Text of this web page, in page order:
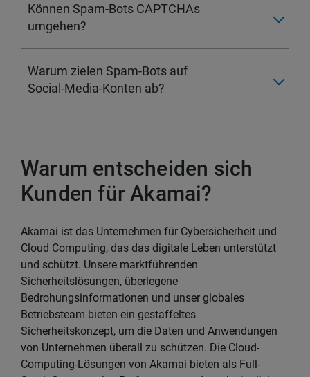
Können Spam-Bots CAPTCHAs
umgehen?
Warum zielen Spam-Bots auf
Social-Media-Konten ab?
Warum entscheiden sich
Kunden für Akamai?
Akamai ist das Unternehmen für Cybersicherheit und
Cloud Computing, das das digitale Leben unterstützt
und schützt. Unsere marktführenden
Sicherheitslösungen, überlegene
Bedrohungsinformationen und unser globales
Betriebsteam bieten ein gestaffeltes
Sicherheitskonzept, um die Daten und Anwendungen
von Unternehmen überall zu schützen. Die Cloud-
Computing-Lösungen von Akamai bieten als Full-